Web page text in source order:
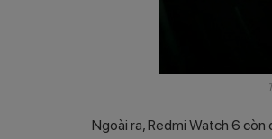
Ngoài ra, Redmi Watch 6